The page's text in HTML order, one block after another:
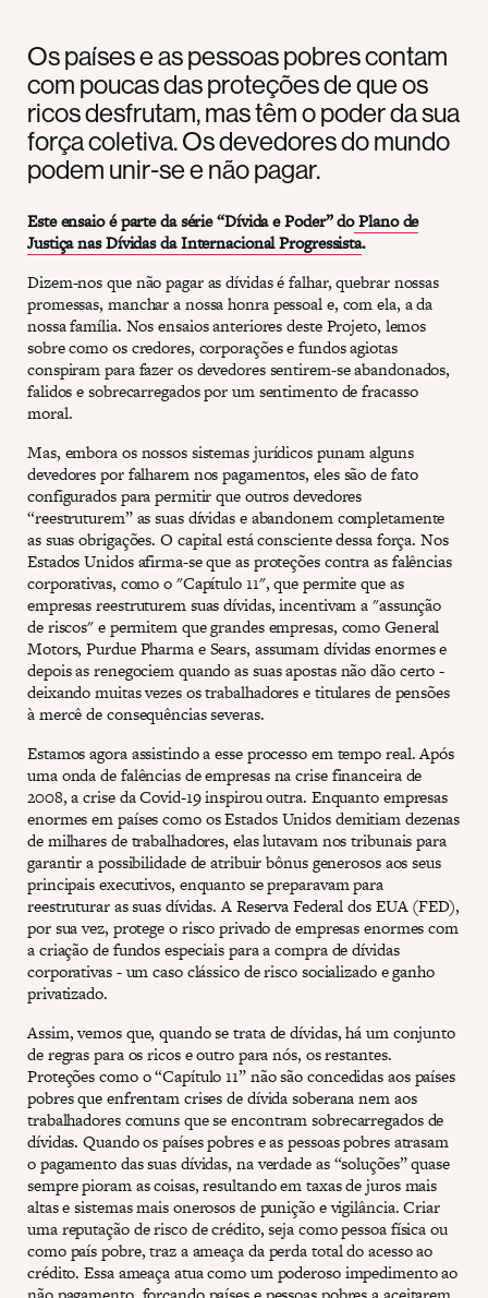
Os países e as pessoas pobres contam
com poucas das proteções de que os
ricos desfrutam, mas têm o poder da sua
força coletiva. Os devedores do mundo
podem unir-se e não pagar.
Este ensaio é parte da série “Dívida e Poder” doPlano de
Justiça nas Dívidas da Internacional Progressista.
Dizem-nos que não pagar as dívidas é falhar, quebrar nossas
promessas, manchar a nossa honra pessoal e, com ela, a da
nossa família. Nos ensaios anteriores deste Projeto, lemos
sobre como os credores, corporações e fundos agiotas
conspiram para fazer os devedores sentirem-se abandonados,
falidos e sobrecarregados por um sentimento de fracasso
moral.
Mas, embora os nossos sistemas jurídicos punam alguns
devedores por falharem nos pagamentos, eles são de fato
configurados para permitir que outros devedores
“reestruturem” as suas dívidas e abandonem completamente
as suas obrigações. O capital está consciente dessa força. Nos
Estados Unidos afirma-se que as proteções contra as falências
corporativas, como o "Capítulo 11", que permite que as
empresas reestruturem suas dívidas, incentivam a "assunção
de riscos" e permitem que grandes empresas, como General
Motors, Purdue Pharma e Sears, assumam dívidas enormes e
depois as renegociem quando as suas apostas não dão certo -
deixando muitas vezes os trabalhadores e titulares de pensões
à mercê de consequências severas.
Estamos agora assistindo a esse processo em tempo real. Após
uma onda de falências de empresas na crise financeira de
2008, a crise da Covid-19 inspirou outra. Enquanto empresas
enormes em países como os Estados Unidos demitiam dezenas
de milhares de trabalhadores, elas lutavam nos tribunais para
garantir a possibilidade de atribuir bônus generosos aos seus
principais executivos, enquanto se preparavam para
reestruturar as suas dívidas. A Reserva Federal dos EUA (FED),
por sua vez, protege o risco privado de empresas enormes com
a criação de fundos especiais para a compra de dívidas
corporativas - um caso clássico de risco socializado e ganho
privatizado.
Assim, vemos que, quando se trata de dívidas, há um conjunto
de regras para os ricos e outro para nós, os restantes.
Proteções como o “Capítulo 11” não são concedidas aos países
pobres que enfrentam crises de dívida soberana nem aos
trabalhadores comuns que se encontram sobrecarregados de
dívidas. Quando os países pobres e as pessoas pobres atrasam
o pagamento das suas dívidas, na verdade as “soluções” quase
sempre pioram as coisas, resultando em taxas de juros mais
altas e sistemas mais onerosos de punição e vigilância. Criar
uma reputação de risco de crédito, seja como pessoa física ou
como país pobre, traz a ameaça da perda total do acesso ao
crédito. Essa ameaça atua como um poderoso impedimento ao